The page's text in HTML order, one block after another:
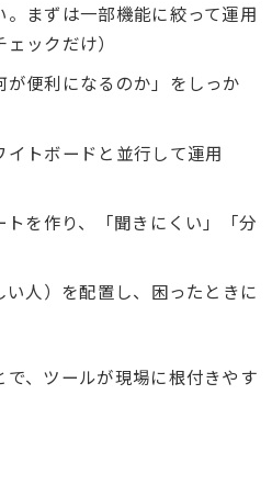
まずは一部機能に絞って運用
ックだけ）
が便利になるのか」をしっか
トボードと並行して運用
を作り、「聞きにくい」「分
人）を配置し、困ったときに
で、ツールが現場に根付きやす